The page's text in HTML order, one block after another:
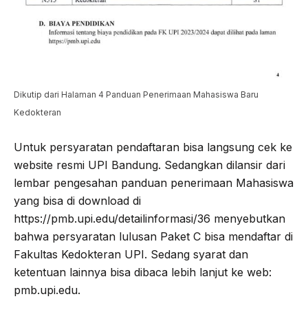
Dikutip dari Halaman 4 Panduan Penerimaan Mahasiswa Baru
Kedokteran
Untuk persyaratan pendaftaran bisa langsung cek ke
website resmi UPI Bandung. Sedangkan dilansir dari
lembar pengesahan panduan penerimaan Mahasiswa
yang bisa di download di
https://pmb.upi.edu/detailinformasi/36 menyebutkan
bahwa persyaratan lulusan Paket C bisa mendaftar di
Fakultas Kedokteran UPI. Sedang syarat dan
ketentuan lainnya bisa dibaca lebih lanjut ke web:
pmb.upi.edu.